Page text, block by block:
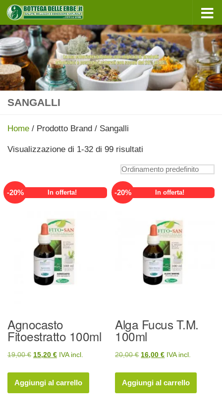
Sotto il contenuto
SANGALLI
Home / Prodotto Brand / Sangalli
Visualizzazione di 1-32 di 99 risultati
-20% In offerta!
Agnocasto
Fitoestratto 100ml
19,00€ Il
originale
era:
15,20 €Il
attuale
è:
IVA incl.
Aggiungi al carrello
-20% In offerta!
Alga Fucus T.M.
100ml
20,00€ Il
originale
era:
16,00€Il
attuale
è:
IVA incl.
Aggiungi al carrello